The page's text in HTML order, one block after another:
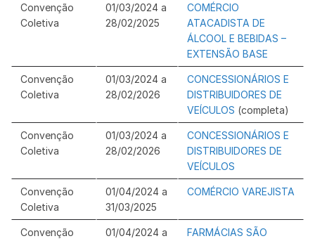
Convenção
Coletiva
01/03/2024 a
28/02/2025
COMÉRCIO
ATACADISTA DE
ÁLCOOL E BEBIDAS –
EXTENSÃO BASE
Convenção
Coletiva
01/03/2024 a
28/02/2026
CONCESSIONÁRIOS E
DISTRIBUIDORES DE
VEÍCULOS (completa)
Convenção
Coletiva
01/03/2024 a
28/02/2026
CONCESSIONÁRIOS E
DISTRIBUIDORES DE
VEÍCULOS
Convenção
Coletiva
01/04/2024 a
31/03/2025
COMÉRCIO VAREJISTA
Convenção
01/04/2024 a
FARMÁCIAS SÃO